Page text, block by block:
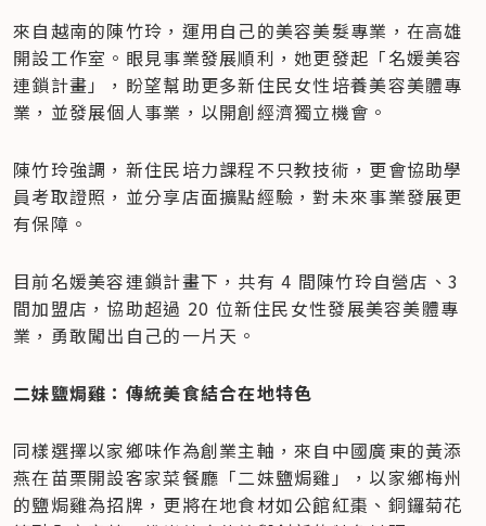
來自越南的陳竹玲，運用自己的美容美髮專業，在高雄
開設工作室。眼見事業發展順利，她更發起「名媛美容
連鎖計畫」，盼望幫助更多新住民女性培養美容美體專
業，並發展個人事業，以開創經濟獨立機會。
陳竹玲強調，新住民培力課程不只教技術，更會協助學
員考取證照，並分享店面擴點經驗，對未來事業發展更
有保障。
目前名媛美容連鎖計畫下，共有 4 間陳竹玲自營店、3
間加盟店，協助超過 20 位新住民女性發展美容美體專
業，勇敢闖出自己的一片天。
二妹鹽焗雞：傳統美食結合在地特色
同樣選擇以家鄉味作為創業主軸，來自中國廣東的黃添
燕在苗栗開設客家菜餐廳「二妹鹽焗雞」，以家鄉梅州
的鹽焗雞為招牌，更將在地食材如公館紅棗、銅鑼菊花